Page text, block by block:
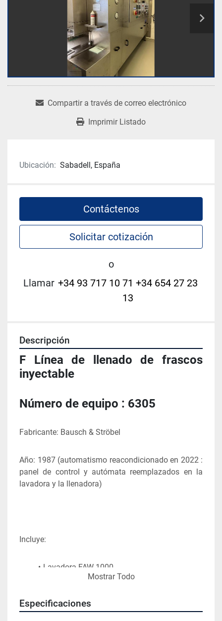
Compartir a través de correo electrónico
Imprimir Listado
Ubicación: Sabadell, España
Contáctenos
Solicitar cotización
o
Llamar +34 93 717 10 71 +34 654 27 23
13
Descripción
F Línea de llenado de frascos
inyectable
Número de equipo : 6305
Fabricante: Bausch & Ströbel
Año: 1987 (automatismo reacondicionado en 2022 :
panel de control y autómata reemplazados en la
lavadora y la llenadora)
Incluye:
Lavadora FAW 1000
Túnel DST 4047
1020
Mostrar Todo
Especificaciones